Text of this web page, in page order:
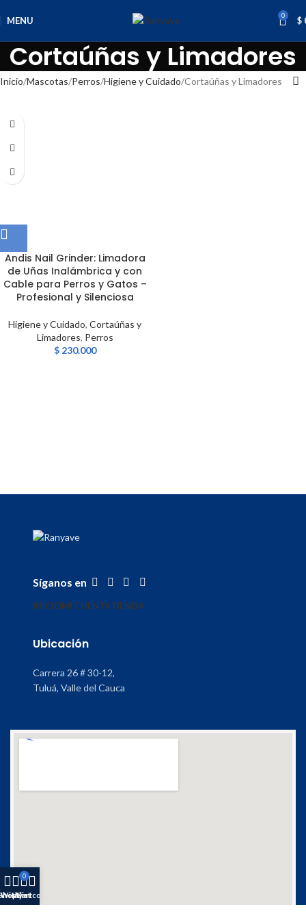
MENU 0 $
Cortaúñas y Limadores
Inicio Mascotas Perros Higiene y Cuidado Cortaúñas y Limadores
Andis Nail Grinder: Limadora
de Uñas Inalámbrica y con
Cable para Perros y Gatos –
Profesional y Silenciosa
Higiene y Cuidado, Cortaúñas y
Limadores, Perros
$230.000
Síganos en
INICIOMI CUENTATIENDA
Ubicación
Carrera 26 # 30-12,
Tuluá, Valle del Cauca
Wishlist
0
Cart
My account